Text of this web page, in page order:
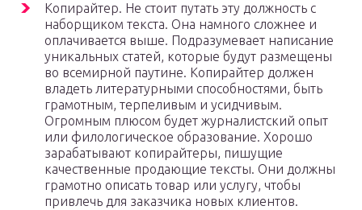
Копирайтер. Не стоит путать эту должность с
наборщиком текста. Она намного сложнее и
оплачивается выше. Подразумевает написание
уникальных статей, которые будут размещены
во всемирной паутине. Копирайтер должен
владеть литературными способностями, быть
грамотным, терпеливым и усидчивым.
Огромным плюсом будет журналистский опыт
или филологическое образование. Хорошо
зарабатывают копирайтеры, пишущие
качественные продающие тексты. Они должны
грамотно описать товар или услугу, чтобы
привлечь для заказчика новых клиентов.